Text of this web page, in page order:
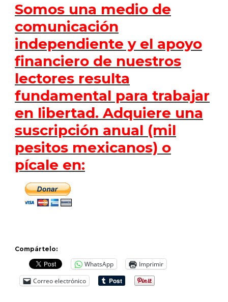
Somos una medio de
comunicación
independiente y el apoyo
financiero de nuestros
lectores resulta
fundamental para trabajar
en libertad. Adquiere una
suscripción anual (mil
pesitos mexicanos) o
pícale en:
Compártelo:
WhatsApp
Imprimir
Correo electrónico